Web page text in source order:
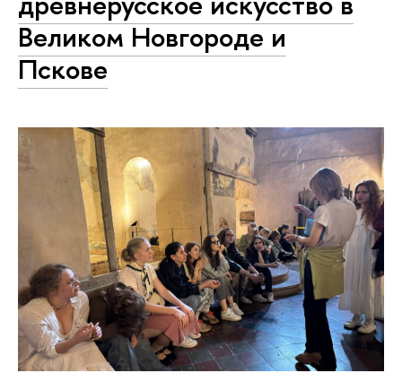
Великом Новгороде и
Пскове